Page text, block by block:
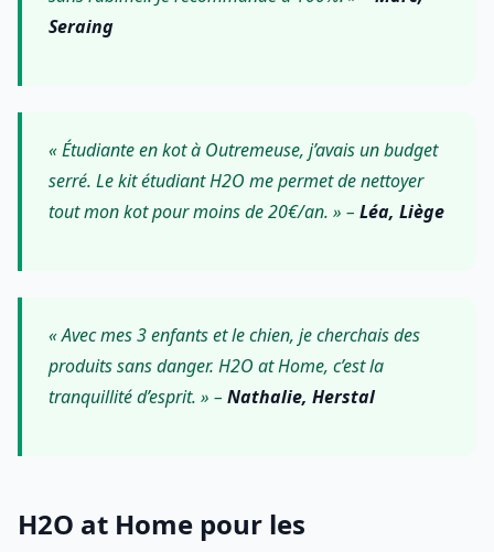
Seraing
« Étudiante en kot à Outremeuse, j’avais un budget
serré. Le kit étudiant H2O me permet de nettoyer
tout mon kot pour moins de 20€/an. » – Léa, Liège
« Avec mes 3 enfants et le chien, je cherchais des
produits sans danger. H2O at Home, c’est la
tranquillité d’esprit. » – Nathalie, Herstal
H2O at Home pour les